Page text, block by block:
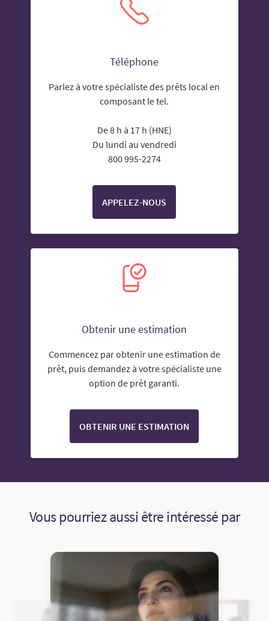
Téléphone
Parlez à votre spécialiste des prêts local en
composant le tel.
De 8 h à 17 h (HNE)
Du lundi au vendredi
800 995-2274
APPELEZ-NOUS
Obtenir une estimation
Commencez par obtenir une estimation de
prêt, puis demandez à votre spécialiste une
option de prêt garanti.
OBTENIR UNE ESTIMATION
Vous pourriez aussi être intéressé par